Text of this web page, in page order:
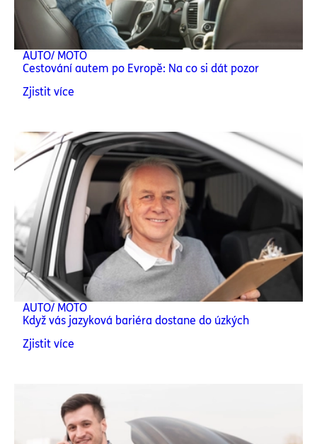
AUTO/ MOTO
Cestování autem po Evropě: Na co si dát pozor
Zjistit více
AUTO/ MOTO
Když vás jazyková bariéra dostane do úzkých
Zjistit více